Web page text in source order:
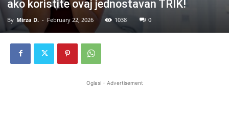
ako koristite ovaj jednostavan TRIK!
By Mirza D. - February 22, 2026 1038 0
Oglasi - Advertisement